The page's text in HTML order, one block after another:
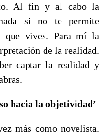
Al fin y al cabo la
si no te permite
que vives. Para mí la
de la realidad.
captar la realidad y
hacia la objetividad’
más como novelista.